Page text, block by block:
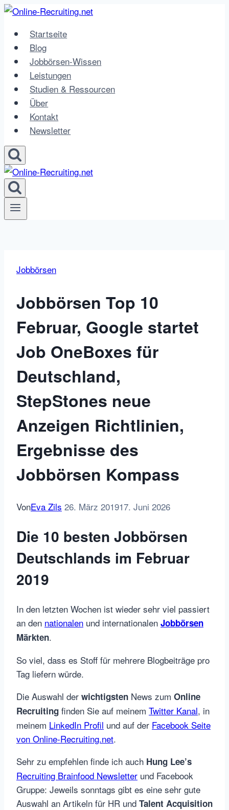
Zum
springenStartseite
Blog
Jobbörsen-Wissen
Leistungen
Studien & Ressourcen
Über
Kontakt
Newsletter
Jobbörsen
Jobbörsen Top 10
Februar, Google startet
Job OneBoxes für
Deutschland,
StepStones neue
Anzeigen Richtlinien,
Ergebnisse des
Jobbörsen Kompass
VonEva Zils 26. März 201917. Juni 2026
Die 10 besten Jobbörsen
Deutschlands im Februar
2019
In den letzten Wochen ist wieder sehr viel passiert
an den nationalen und internationalen Jobbörsen
Märkten.
So viel, dass es Stoff für mehrere Blogbeiträge pro
Tag liefern würde.
Die Auswahl der wichtigsten News zum Online
Recruiting finden Sie auf meinem Twitter Kanal, in
meinem LinkedIn Profil und auf der Facebook Seite
von Online-Recruiting.net.
Sehr zu empfehlen finde ich auch Hung Lee’s
Recruiting Brainfood Newsletter und Facebook
Gruppe: Jeweils sonntags gibt es eine sehr gute
Auswahl an Artikeln für HR und Talent Acquisition